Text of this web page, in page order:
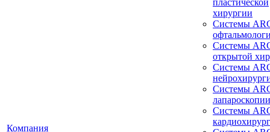
Компания
пластической
хирургии
Системы
Системы
открытой
Системы
Системы
лапароскопии
Системы